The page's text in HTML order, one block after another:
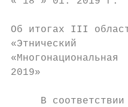
Об итогах III
«Этнический
2019»
В